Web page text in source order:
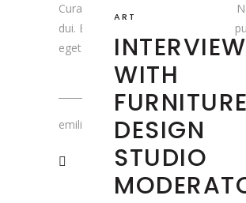
Curabitur ullamcorper ultricies nisi.
dui. Etiam rhoncus. Maecenas
eget condimentum
emiliedumaure
ART
INTERVIEW
WITH
FURNITURE
DESIGN
STUDIO